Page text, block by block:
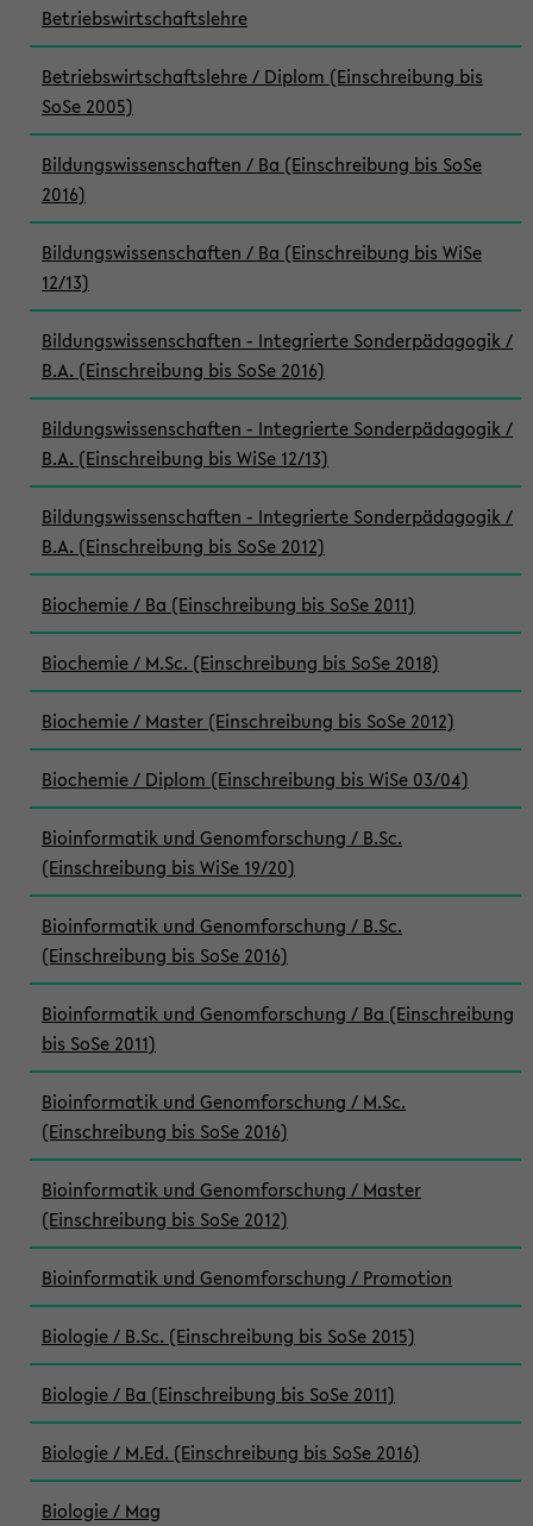
Betriebswirtschaftslehre
Betriebswirtschaftslehre / Diplom (Einschreibung bis
SoSe 2005)
Bildungswissenschaften / Ba (Einschreibung bis SoSe
2016)
Bildungswissenschaften / Ba (Einschreibung bis WiSe
12/13)
Bildungswissenschaften - Integrierte Sonderpädagogik /
B.A. (Einschreibung bis SoSe 2016)
Bildungswissenschaften - Integrierte Sonderpädagogik /
B.A. (Einschreibung bis WiSe 12/13)
Bildungswissenschaften - Integrierte Sonderpädagogik /
B.A. (Einschreibung bis SoSe 2012)
Biochemie / Ba (Einschreibung bis SoSe 2011)
Biochemie / M.Sc. (Einschreibung bis SoSe 2018)
Biochemie / Master (Einschreibung bis SoSe 2012)
Biochemie / Diplom (Einschreibung bis WiSe 03/04)
Bioinformatik und Genomforschung / B.Sc.
(Einschreibung bis WiSe 19/20)
Bioinformatik und Genomforschung / B.Sc.
(Einschreibung bis SoSe 2016)
Bioinformatik und Genomforschung / Ba (Einschreibung
bis SoSe 2011)
Bioinformatik und Genomforschung / M.Sc.
(Einschreibung bis SoSe 2016)
Bioinformatik und Genomforschung / Master
(Einschreibung bis SoSe 2012)
Bioinformatik und Genomforschung / Promotion
Biologie / B.Sc. (Einschreibung bis SoSe 2015)
Biologie / Ba (Einschreibung bis SoSe 2011)
Biologie / M.Ed. (Einschreibung bis SoSe 2016)
Biologie / Mag